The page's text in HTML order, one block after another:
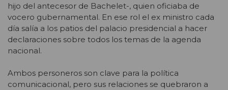
hijo del antecesor de Bachelet-, quien oficiaba de
vocero gubernamental. En ese rol el ex ministro cada
día salía a los patios del palacio presidencial a hacer
declaraciones sobre todos los temas de la agenda
nacional.
Ambos personeros son clave para la política
comunicacional, pero sus relaciones se quebraron a